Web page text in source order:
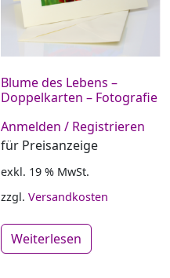
Blume des Lebens –
Doppelkarten – Fotografie
Anmelden / Registrieren
für Preisanzeige
exkl. 19 % MwSt.
zzgl.Versandkosten
Weiterlesen